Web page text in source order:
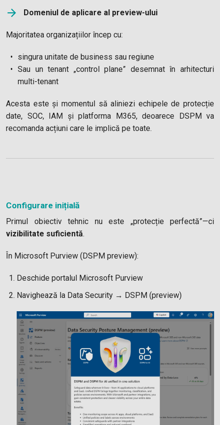
Domeniul de aplicare al preview-ului
Majoritatea organizațiilor încep cu:
singura unitate de business sau regiune
Sau un tenant „control plane” desemnat în arhitecturi
multi-tenant
Acesta este și momentul să aliniezi echipele de protecție
date, SOC, IAM și platforma M365, deoarece DSPM va
recomanda acțiuni care le implică pe toate.
Configurare inițială
Primul obiectiv tehnic nu este „protecție perfectă”—ci
vizibilitate suficientă.
În Microsoft Purview (DSPM preview):
Deschide portalul Microsoft Purview
Navighează la Data Security → DSPM (preview)